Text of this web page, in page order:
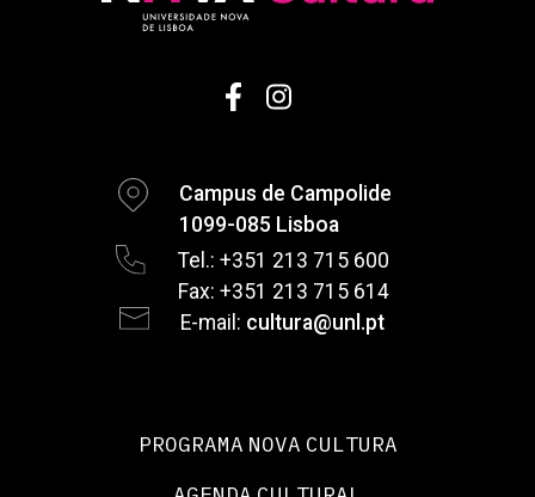
Campus de Campolide
1099-085 Lisboa
Tel.: +351 213 715 600
Fax: +351 213 715 614
E-mail: cultura@unl.pt
PROGRAMA NOVA CULTURA